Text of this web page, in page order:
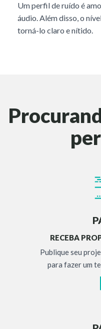
Um perfil de ruído é
áudio. Além disso, o
torná-lo claro e nítido.
RECEBA
Publique seu
para fazer um